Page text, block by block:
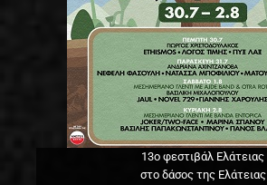
13o φεστιβάλ Ελάτειας
στο δάσος της Ελάτειας